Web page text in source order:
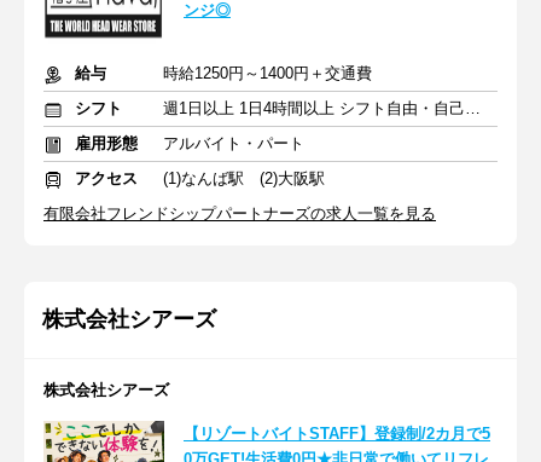
ンジ◎
給与
時給1250円～1400円＋交通費
シフト
週1日以上 1日4時間以上 シフト自由・自己申告
雇用形態
アルバイト・パート
アクセス
(1)なんば駅 (2)大阪駅
有限会社フレンドシップパートナーズの求人一覧を見る
株式会社シアーズ
株式会社シアーズ
【リゾートバイトSTAFF】登録制/2カ月で5